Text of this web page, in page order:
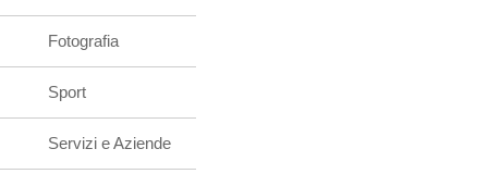
Fotografia
Sport
Servizi e Aziende